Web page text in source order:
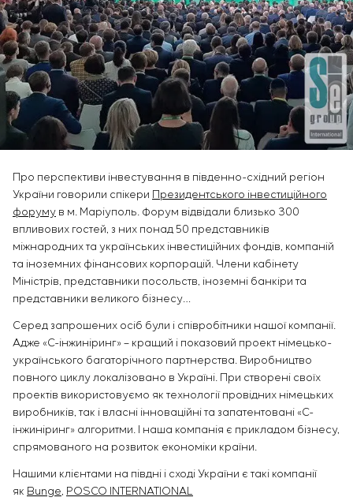
замовника
Сервісне обслуговування
Управління проєктами
Аутсорсинг
Консалтингові послуги
Індивідуальна розробка та випробування
щитового обладнання
Розробка математичних моделей об’єктів
Розробка спеціальних алгоритмів
Розробка систем управління
Енергоаудит
Інфраструктура
Хімічна промисловість
Цементна промисловість
Sivacon S8
Simoprime
BESS
Вакансії
Стажування
Ветеранам
КОНТАКТИ
Про перспективи інвестування в південно-східний регіон
України говорили спікери Президентського інвестиційного
форуму в м. Маріуполь. Форум відвідали близько 300
впливових гостей, з них понад 50 представників
міжнародних та українських інвестиційних фондів, компаній
та іноземних фінансових корпорацій. Члени кабінету
Міністрів, представники посольств, іноземні банкіри та
представники великого бізнесу…
Серед запрошених осіб були і співробітники нашої компанії.
Адже «С-інжиніринг» – кращий і показовий проект німецько-
українського багаторічного партнерства. Виробництво
повного циклу локалізовано в Україні. При створені своїх
проектів використовуємо як технології провідних німецьких
виробників, так і власні інноваційні та запатентовані «С-
інжиніринг» алгоритми. І наша компанія є прикладом бізнесу,
спрямованого на розвиток економіки країни.
Нашими клієнтами на півдні і сході України є такі компанії
як Bunge, POSCO INTERNATIONAL